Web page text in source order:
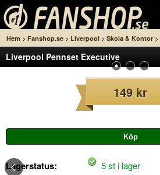
Hem > Fanshop.se > Liverpool > Skola & Kontor >
Liverpool Pennset Executive
149 kr
Lagerstatus: 5 st i lager